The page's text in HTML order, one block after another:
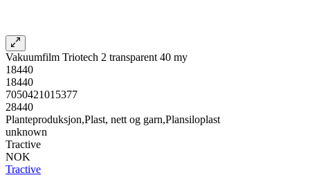
Vakuumfilm Triotech 2 transparent 40 my
18440
18440
7050421015377
28440
Planteproduksjon,Plast, nett og garn,Plansiloplast
unknown
Tractive
NOK
Tractive